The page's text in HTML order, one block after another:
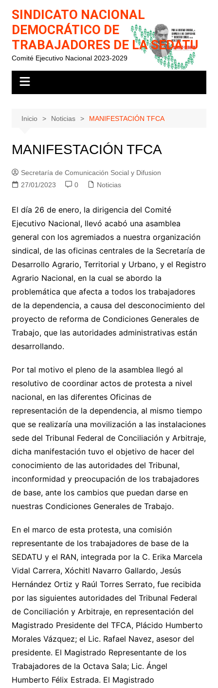
contenido
SINDICATO NACIONAL
DEMOCRÁTICO DE
TRABAJADORES DE LA SEDATU
Comité Ejecutivo Nacional 2023-2029
Inicio Noticias MANIFESTACIÓN TFCA
MANIFESTACIÓN TFCA
Secretaría de Comunicación Social y Difusion
27/01/2023
0 Noticias
El día 26 de enero, la dirigencia del Comité
Ejecutivo Nacional, llevó acabó una asamblea
general con los agremiados a nuestra organización
sindical, de las oficinas centrales de la Secretaría de
Desarrollo Agrario, Territorial y Urbano, y el Registro
Agrario Nacional, en la cual se abordo la
problemática que afecta a todos los trabajadores
de la dependencia, a causa del desconocimiento del
proyecto de reforma de Condiciones Generales de
Trabajo, que las autoridades administrativas están
desarrollando.
Por tal motivo el pleno de la asamblea llegó al
resolutivo de coordinar actos de protesta a nivel
nacional, en las diferentes Oficinas de
representación de la dependencia, al mismo tiempo
que se realizaría una movilización a las instalaciones
sede del Tribunal Federal de Conciliación y Arbitraje,
dicha manifestación tuvo el objetivo de hacer del
conocimiento de las autoridades del Tribunal,
inconformidad y preocupación de los trabajadores
de base, ante los cambios que puedan darse en
nuestras Condiciones Generales de Trabajo.
En el marco de esta protesta, una comisión
representante de los trabajadores de base de la
SEDATU y el RAN, integrada por la C. Erika Marcela
Vidal Carrera, Xóchitl Navarro Gallardo, Jesús
Hernández Ortiz y Raúl Torres Serrato, fue recibida
por las siguientes autoridades del Tribunal Federal
de Conciliación y Arbitraje, en representación del
Magistrado Presidente del TFCA, Plácido Humberto
Morales Vázquez; el Lic. Rafael Navez, asesor del
presidente. El Magistrado Representante de los
Trabajadores de la Octava Sala; Lic. Ángel
Humberto Félix Estrada. El Magistrado